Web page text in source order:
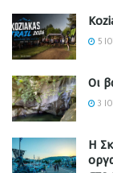
5
Οι
3
Η